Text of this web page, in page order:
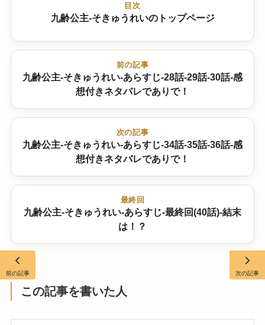
目次
九齢公主-そきゅうれいのトップページ
前の記事
九齢公主-そきゅうれい-あらすじ-28話-29話-30話-感
想付きネタバレでありで！
次の記事
九齢公主-そきゅうれい-あらすじ-34話-35話-36話-感
想付きネタバレでありで！
最終回
九齢公主-そきゅうれい-あらすじ-最終回(40話)-結末
は！？
この記事を書いた人
前の記事 次の記事